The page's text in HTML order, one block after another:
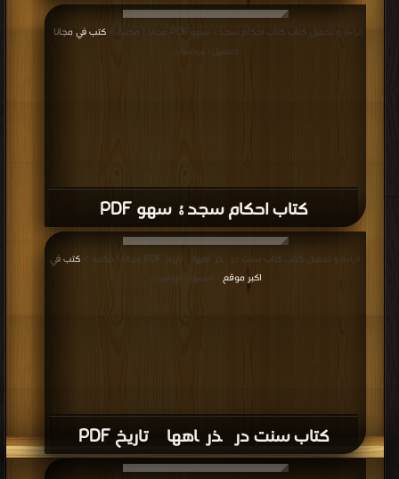
كتاب احکام سجدۀ سهو PDF
قراءة و تحميل كتاب كتاب احکام سجدۀ سهو PDF مجانا | مكتبة > كتب في مجانا
التحميل : مرة/مرات
كتاب سنت در گذرگاههای تاریخ PDF
قراءة و تحميل كتاب كتاب سنت در گذرگاههای تاریخ PDF مجانا | مكتبة >
كتب في
اكبر موقع
| التحميل : مرة/مرات